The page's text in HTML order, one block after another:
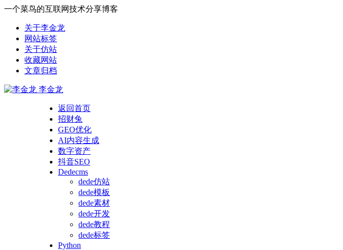
一个菜鸟的互联网技术分享博客
关于李金龙
网站标签
关于仿站
收藏网站
文章归档
李金龙
返回首页
招财兔
GEO优化
AI内容生成
数字资产
抖音SEO
Dedecms
dede仿站
dede模板
dede素材
dede开发
dede教程
dede标签
Python